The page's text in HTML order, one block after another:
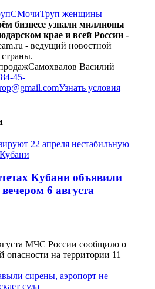
СМочиТруп женщины
бизнесе узнали миллионы
крае и всей России -
- ведущий новостной
Самохвалов Василий
45-
Узнать условия
Кубани объявили
6 августа
МЧС России сообщило о
опасности на территории 11